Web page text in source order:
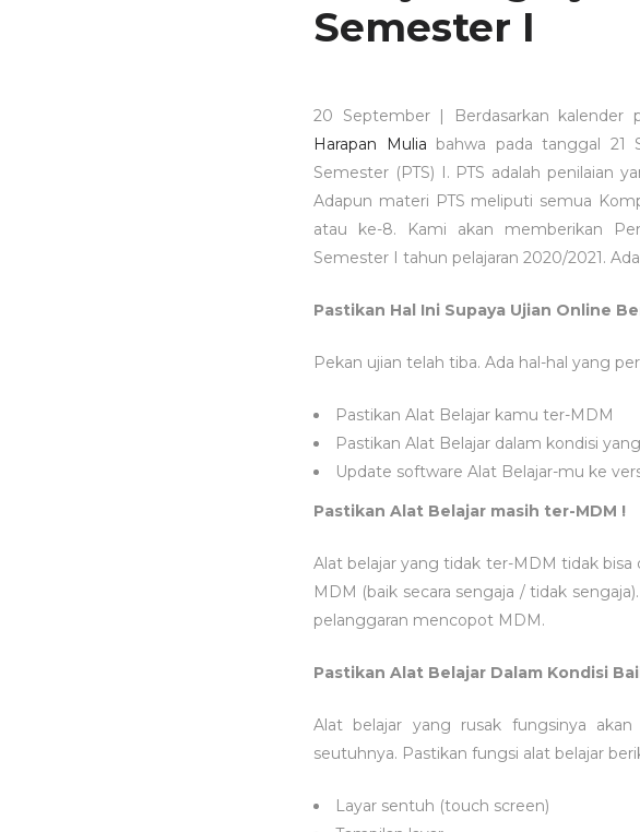
Semester I
20 September | Berdasarkan kalender
Harapan Mulia bahwa pada tanggal 21
Semester (PTS) I. PTS adalah penilaian
Adapun materi PTS meliputi semua
atau ke­-8. Kami akan memberikan
Semester I tahun pelajaran 2020/2021.
Pastikan Hal Ini Supaya Ujian Online
Pekan ujian telah tiba. Ada hal-hal yang
Pastikan Alat Belajar kamu ter-MDM
Pastikan Alat Belajar dalam kondisi
Update software Alat Belajar-mu ke
Pastikan Alat Belajar masih ter-MDM !
Alat belajar yang tidak ter-MDM tidak
MDM (baik secara sengaja / tidak
pelanggaran mencopot MDM.
Pastikan Alat Belajar Dalam Kondisi
Alat belajar yang rusak fungsinya
seutuhnya. Pastikan fungsi alat belajar
Layar sentuh (touch screen)